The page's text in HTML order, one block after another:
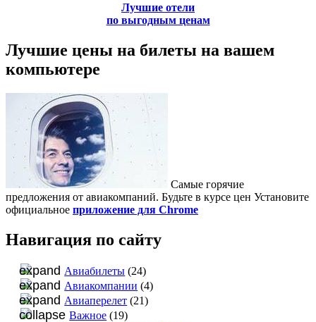
Лучшие отели
по выгодным ценам
Лучшие цены на билеты на вашем
компьютере
Самые горячие
предложения от авиакомпаний. Будьте в курсе цен Установите
официальное приложение для Chrome
Навигация по сайту
Авиабилеты (24)
Авиакомпании (4)
Авиаперелет (21)
Важное (19)